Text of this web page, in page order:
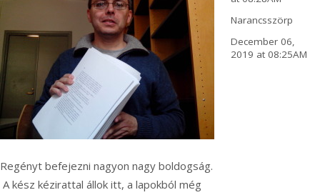
Regényt befejezni nagyon nagy boldogság.
A kész kézirattal állok itt, a lapokból még
Narancsszörp
December 06,
2019 at 08:25AM